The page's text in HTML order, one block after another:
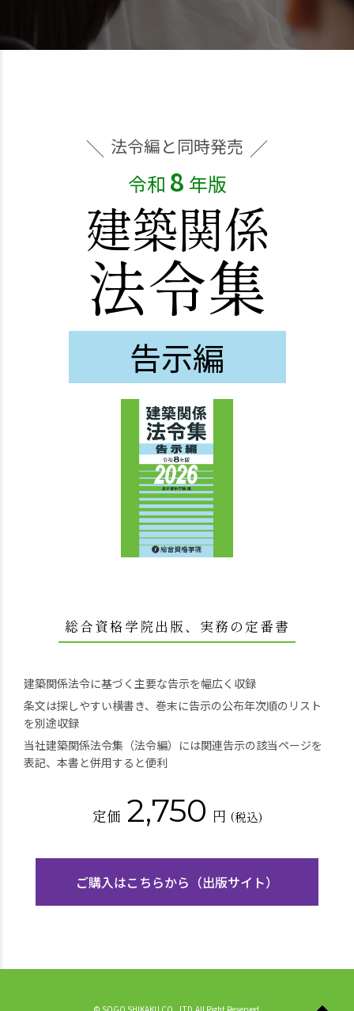
法令編と同時発売
令和 8 年版
建築関係
法令集
告示編
総合資格学院出版、実務の定番書
建築関係法令に基づく主要な告示を幅広く収録
条文は探しやすい横書き、巻末に告示の公布年次順のリスト
を別途収録
当社建築関係法令集（法令編）には関連告示の該当ページを
表記、本書と併用すると便利
定価 2,750 円 (税込)
ご購入はこちらから（出版サイト）